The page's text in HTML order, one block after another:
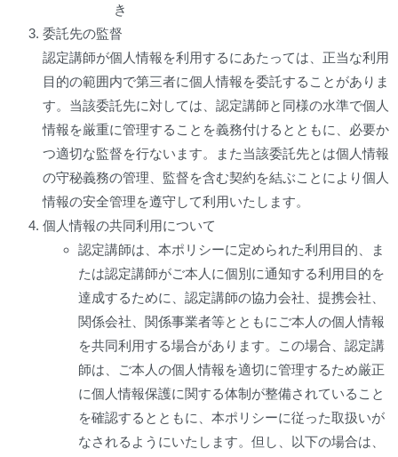
き
委託先の監督
認定講師が個人情報を利用するにあたっては、正当な利用
目的の範囲内で第三者に個人情報を委託することがありま
す。当該委託先に対しては、認定講師と同様の水準で個人
情報を厳重に管理することを義務付けるとともに、必要か
つ適切な監督を行ないます。また当該委託先とは個人情報
の守秘義務の管理、監督を含む契約を結ぶことにより個人
情報の安全管理を遵守して利用いたします。
個人情報の共同利用について
認定講師は、本ポリシーに定められた利用目的、ま
たは認定講師がご本人に個別に通知する利用目的を
達成するために、認定講師の協力会社、提携会社、
関係会社、関係事業者等とともにご本人の個人情報
を共同利用する場合があります。この場合、認定講
師は、ご本人の個人情報を適切に管理するため厳正
に個人情報保護に関する体制が整備されていること
を確認するとともに、本ポリシーに従った取扱いが
なされるようにいたします。但し、以下の場合は、